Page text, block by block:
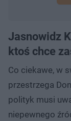
Jasnowidz
ktoś chce
Co ciekawe, w
przestrzega
polityk musi
niepewnego